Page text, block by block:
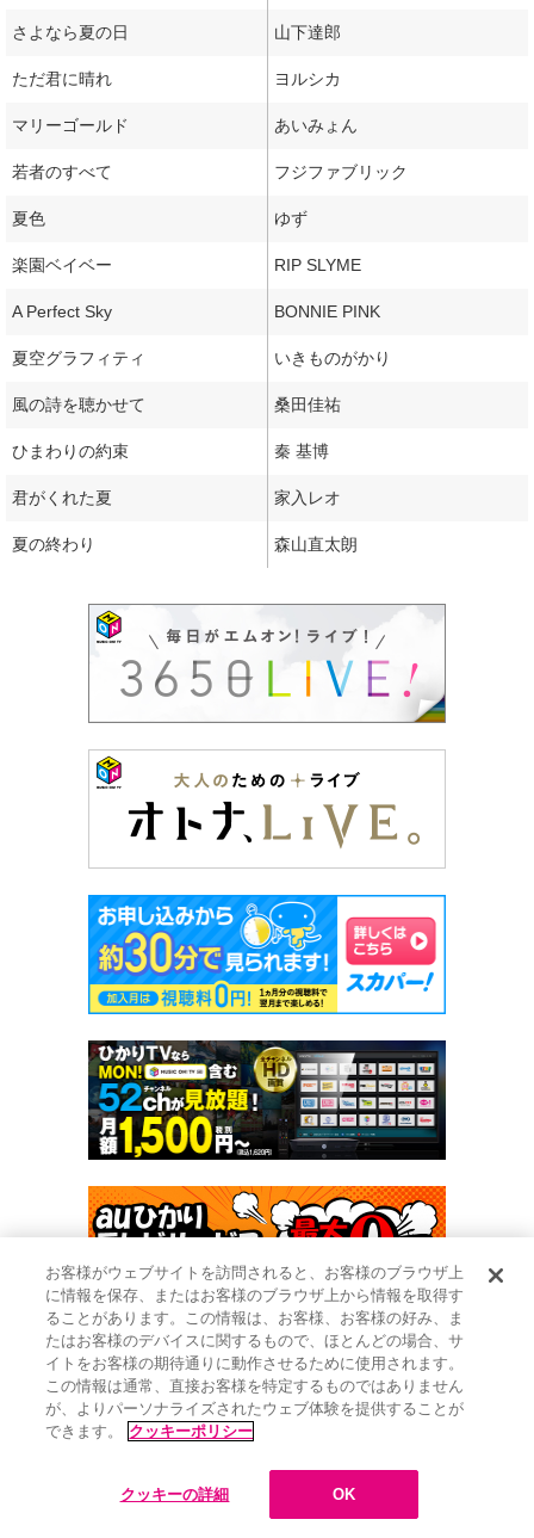
さよなら夏の日 山下達郎
ただ君に晴れ ヨルシカ
マリーゴールド あいみょん
若者のすべて フジファブリック
夏色 ゆず
楽園ベイベー RIP SLYME
A Perfect Sky BONNIE PINK
夏空グラフィティ いきものがかり
風の詩を聴かせて 桑田佳祐
ひまわりの約束 秦 基博
君がくれた夏 家入レオ
夏の終わり 森山直太朗
お客様がウェブサイトを訪問されると、お客様のブラウザ上
に情報を保存、またはお客様のブラウザ上から情報を取得す
ることがあります。この情報は、お客様、お客様の好み、ま
たはお客様のデバイスに関するもので、ほとんどの場合、サ
イトをお客様の期待通りに動作させるために使用されます。
この情報は通常、直接お客様を特定するものではありません
が、よりパーソナライズされたウェブ体験を提供することが
できます。
クッキーポリシー
クッキーの詳細 OK